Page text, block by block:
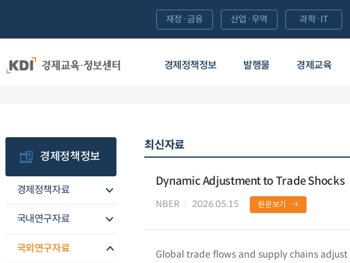
경제정책정보 발행물 경제교육
재정·금융 산업·무역 과학·IT
경제정책정보
경제정책자료
국내연구자료
국외연구자료
최신자료
Dynamic Adjustment to Trade Shocks
NBER 2026.05.15 원문보기
Global trade flows and supply chains